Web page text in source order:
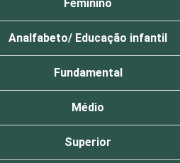
Feminino
Analfabeto/ Educação infantil
Fundamental
Médio
Superior